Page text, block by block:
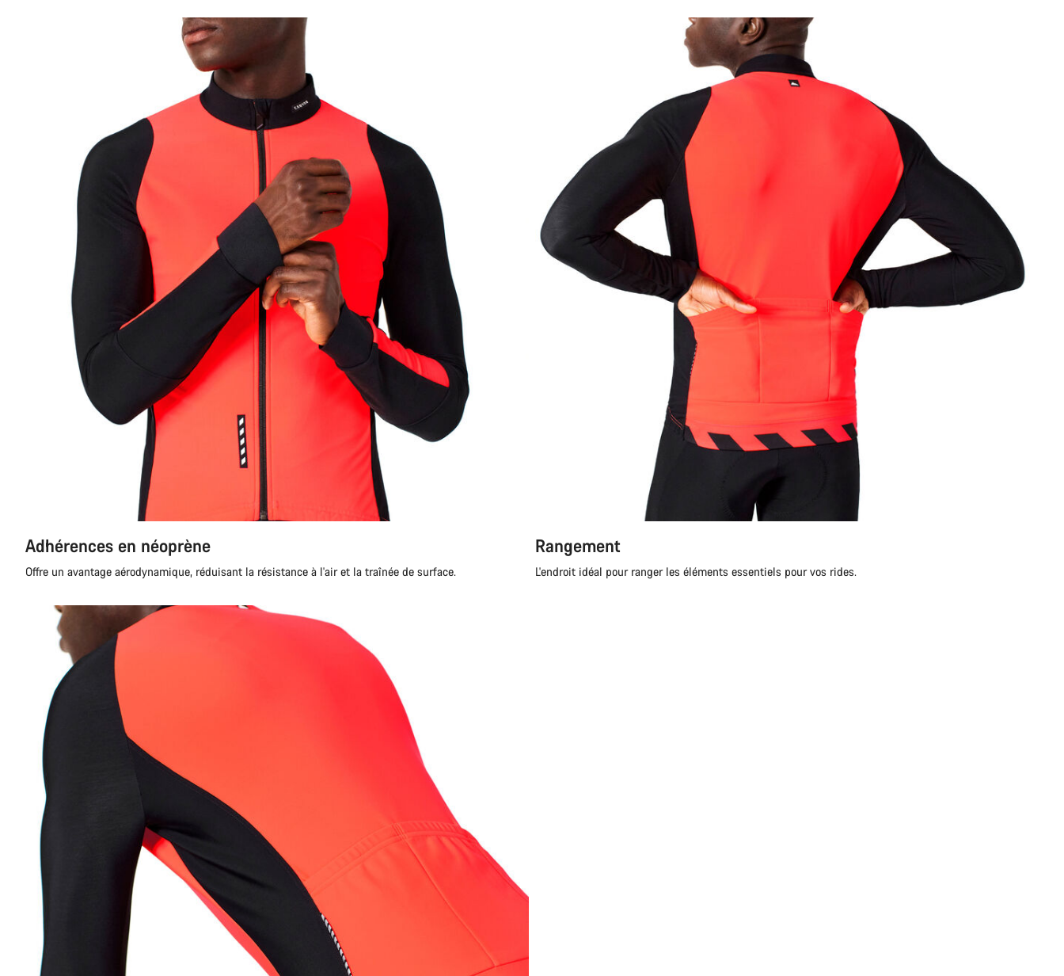
Adhérences en néoprène
Offre un avantage aérodynamique, réduisant la résistance à l'air et la traînée de surface.
Rangement
L'endroit idéal pour ranger les éléments essentiels pour vos rides.